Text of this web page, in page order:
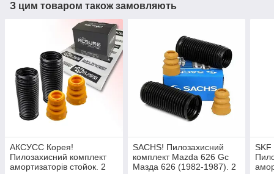
З цим товаром також замовляють
АКСУСС Корея!
Пилозахисний комплект
амортизаторів стойок. 2
SACHS! Пилозахисний
комплект Mazda 626 Gc
Мазда 626 (1982-1987). 2
SKF